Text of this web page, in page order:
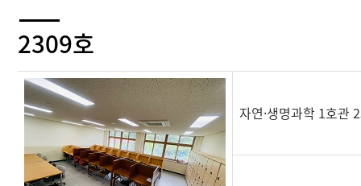
2309호
자연·생명과학 1호관